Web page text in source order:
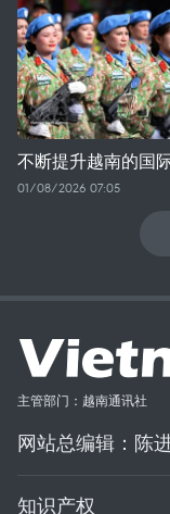
不断提升越南的国
01/08/2026 07:05
主管部门：越南通讯社
网站总编辑：陈
知识产权